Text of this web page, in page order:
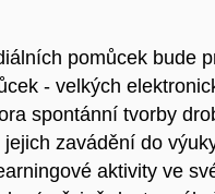
pomůcek bude
- velkých
spontánní tvorby
zavádění do
aktivity ve